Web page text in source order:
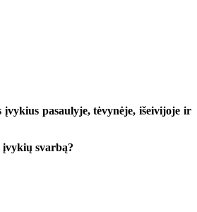
pasaulyje, tėvynėje, išeivijoje ir
svarbą?